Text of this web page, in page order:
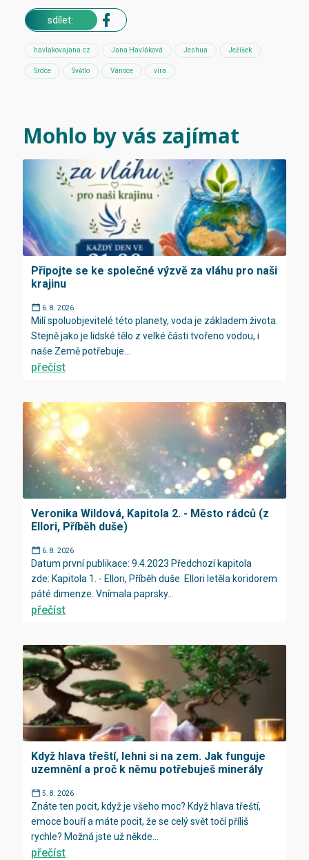
sdílet:
havlakovajana.cz Jana Havláková Jeshua Ježíšek
Srdce Světlo Vánoce víra
Mohlo by vás zajímat
Připojte se ke společné výzvě za vláhu pro naši
krajinu
6. 8. 2026
Milí spoluobjevitelé této planety, voda je základem života.
Stejně jako je lidské tělo z velké části tvořeno vodou, i
naše Země potřebuje...
přečíst
Veronika Wildová, Kapitola 2. - Město rádců (z
Ellori, Příběh duše)
6. 8. 2026
Datum první publikace: 9.4.2023 Předchozí kapitola
zde: Kapitola 1. - Ellori, Příběh duše Ellori letěla koridorem
páté dimenze. Vnímala paprsky...
přečíst
Když hlava třeští, lehni si na zem. Jak funguje
uzemnění a proč k němu potřebuješ minerály
5. 8. 2026
Znáte ten pocit, když je všeho moc? Když hlava třeští,
emoce bouří a máte pocit, že se celý svět točí příliš
rychle? Možná jste už někde...
přečíst